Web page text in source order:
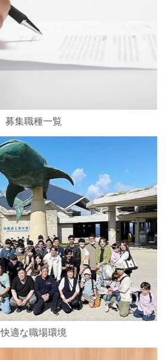
募集職種一覧
快適な職場環境